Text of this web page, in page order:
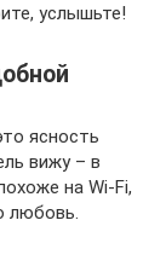
услышьте!
ясность
вижу – в
на Wi-Fi,
любовь.